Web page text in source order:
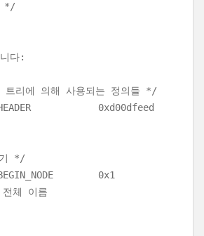
*/
다:
리에 의해 사용되는 정의들 */
0xd00dfeed
*/
0x1
체 이름